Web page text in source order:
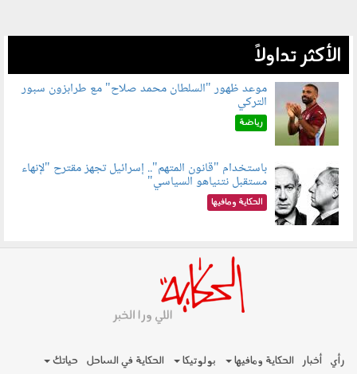
الأكثر تداولاً
090802.jpg
موعد ظهور "السلطان محمد صلاح" مع طرابزون سبور
التركي
رياضة
090801.jpg
باستخدام "قانون المتهم".. إسرائيل تجهز مقترح "لإنهاء
مستقبل نتنياهو السياسي"
الحكاية ومافيها
رأي أخبار الحكاية ومافيها بولوتيكا الحكاية في الساحل حياتك